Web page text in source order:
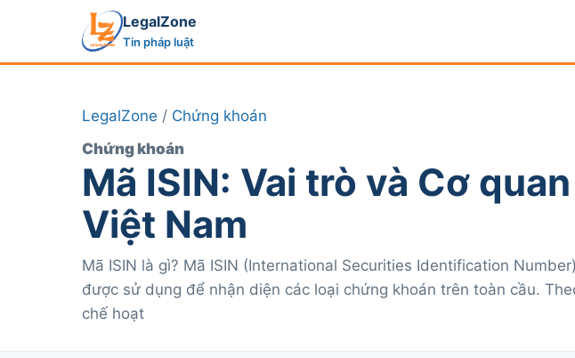
LegalZone
Tin pháp luật
LegalZone / Chứng khoán
Chứng khoán
Mã ISIN: Vai trò và Cơ
Việt Nam
Mã ISIN là gì? Mã ISIN (International Securities Identification
được sử dụng để nhận diện các loại chứng khoán trên toàn cầu.
chế hoạt